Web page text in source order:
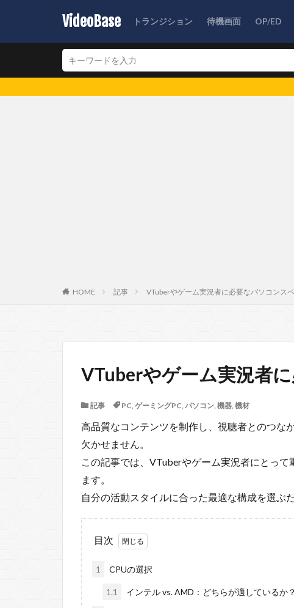
VideoBase トランジション 待機画面 OP/ED
素材数300個
HOME 記事 VTuberやゲーム実況者に必要なパソコンス
VTuberやゲーム実況者
記事 PC, ゲーミングPC, パソコン, 機器, 機材
高品質なコンテンツを制作し、視聴者とのつな
欠かせません。
この記事では、VTuberやゲーム実況者にとっ
ます。
自分の活動スタイルに合った最適な構成を選ぶ
目次
1 CPUの選択
1.1 インテル vs. AMD：どちらが適しているか？